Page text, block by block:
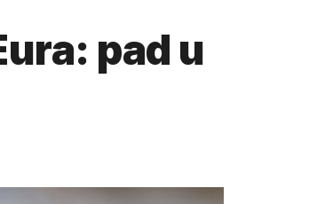
pad u